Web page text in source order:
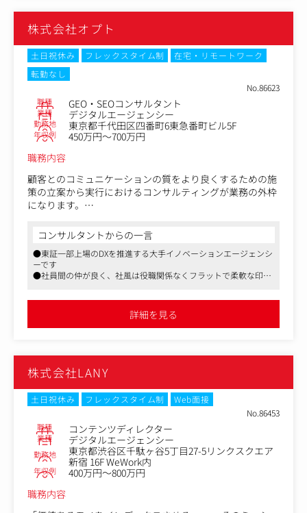
■将来任せたい業務等
・東京ガス本体の事業部門との直接折衝、ならびに東京ガ
ス/TGCOMチーム内へのSEO/デジタルマーケティングのナ
レッジ共有・啓蒙活動
・将来的なSEO・CRO等の内製化（インハウス運用）に向
■クライアント、担当案件数
東京ガス
担当商材数：1～2商材
株式会社オプト
土日祝休み フレックスタイム制
在宅・リモートワーク
転勤なし
No.86623
職種 GEO・SEOコンサルタント
業種 デジタルエージェンシー
勤務地 東京都千代田区四番町6東急番町ビル5F
年収例
450万円～700万円
職務内容
顧客とのコミュニケーションの質をより良くするための施
策の立案から実行におけるコンサルティングが業務の外枠
になります。
【主な業務内容】
・LLMO/SEO施策の戦略策定および実行支援
-サイトキーワード調査、内部／外部対策、施策進捗や各
種レポート業務、改善提案 等
・コンテンツマーケティング施策
-サイト調査・分析～課題の抽出～デザインやサイト内導
コンサルタントからの一言
●東証一部上場のDXを推進する大手イノベーションエージェンシ
ーです
●社員間の仲が良く、社風は役職関係なくフラットで柔軟な印象
詳細を見る
株式会社LANY
土日祝休み フレックスタイム制
Web面接
No.86453
職種 コンテンツディレクター
業種 デジタルエージェンシー
勤務地
東京都渋谷区千駄ヶ谷5丁目27-5リンクスクエア
新宿 16F WeWork内
年収例
400万円～800万円
職務内容